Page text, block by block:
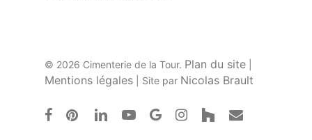
© 2026 Cimenterie de la Tour. Plan du site
Mentions légales | Site par Nicolas Brault
facebookpinterestlinkedinyoutubegoogle-instagramhouzzemail